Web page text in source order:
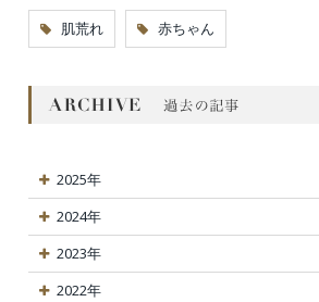
肌荒れ 赤ちゃん
2025年
2024年
2023年
2022年